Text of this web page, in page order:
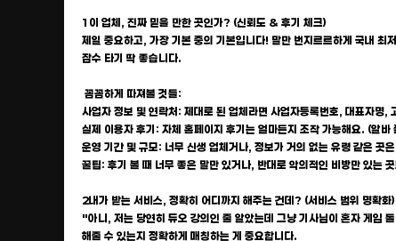
1이 업체, 진짜 믿을 만한 곳인가? (신뢰도 & 후기 체크)
제일 중요하고, 가장 기본 중의 기본입니다! 말만 번지르르하게 국내
잠수 타기 딱 좋습니다.
꼼꼼하게 따져볼 것들:
사업자 정보 및 연락처: 제대로 된 업체라면 사업자등록번호, 대표자명,
실제 이용자 후기: 자체 홈페이지 후기는 얼마든지 조작 가능해요. (알
운영 기간 및 규모: 너무 신생 업체거나, 정보가 거의 없는 유령 같은 곳
꿀팁: 후기 볼 때 너무 좋은 말만 있거나, 반대로 악의적인 비방만 있는
2내가 받는 서비스, 정확히 어디까지 해주는 건데? (서비스 범위 명확화)
"아니, 저는 당연히 듀오 강의인 줄 알았는데 그냥 기사님이 혼자 게임
해줄 수 있는지 정확하게 매칭하는 게 중요합니다.